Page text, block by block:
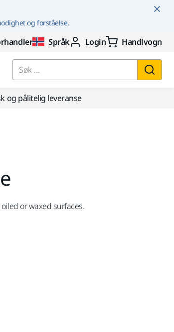
og forståelse.
Språk Login Handlvogn
Søk ...
og pålitelig leveranse
or waxed surfaces.